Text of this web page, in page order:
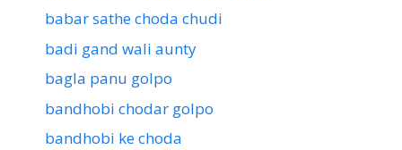
babar sathe choda chudi
badi gand wali aunty
bagla panu golpo
bandhobi chodar golpo
bandhobi ke choda